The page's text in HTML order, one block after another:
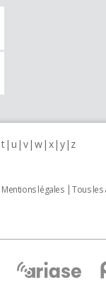
t u v w x y z
Mentions légales Tous les